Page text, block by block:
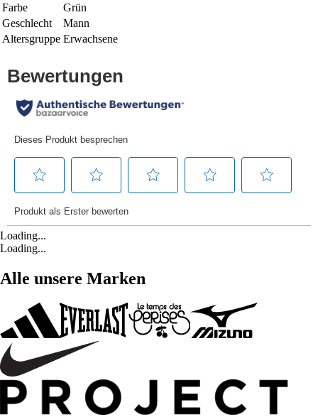
Farbe
Grün
Geschlecht
Mann
Altersgruppe Erwachsene
Loading...
Loading...
Alle unsere Marken